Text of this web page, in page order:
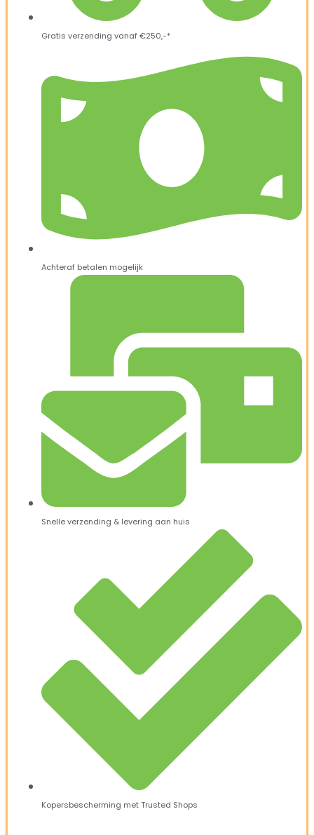
Gratis verzending vanaf €250,-*
Achteraf betalen mogelijk
Snelle verzending & levering aan huis
Kopersbescherming met Trusted Shops